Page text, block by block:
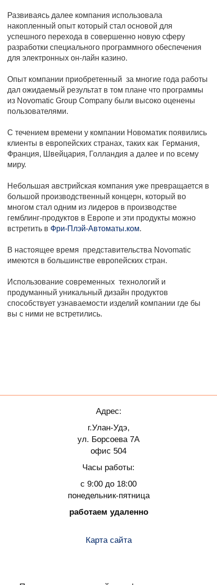
Развиваясь далее компания использовала
накопленный опыт который стал основой для
успешного перехода в совершенно новую сферу
разработки специального программного обеспечения
для электронных он-лайн казино.
Опыт компании приобретенный за многие года работы
дал ожидаемый результат в том плане что программы
из Novomatic Group Company были высоко оценены
пользователями.
С течением времени у компании Новоматик появились
клиенты в европейских странах, таких как Германия,
Франция, Швейцария, Голландия а далее и по всему
миру.
Небольшая австрийская компания уже превращается в
большой производственный концерн, который во
многом стал одним из лидеров в производстве
гемблинг-продуктов в Европе и эти продукты можно
встретить в Фри-Плэй-Автоматы.ком.
В настоящее время представительства Novomatic
имеются в большинстве европейских стран.
Использование современных технологий и
продуманный уникальный дизайн продуктов
способствует узнаваемости изделий компании где бы
вы с ними не встретились.
Адрес:
г.Улан-Удэ,
ул. Борсоева 7А
офис 504
Часы работы:
с 9:00 до 18:00
понедельник-пятница
работаем удаленно
Карта сайта